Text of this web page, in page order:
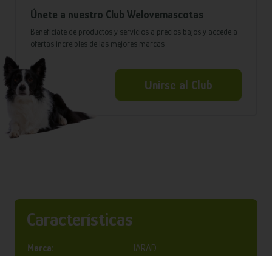
Únete a nuestro Club Welovemascotas
Benefíciate de productos y servicios a precios bajos y accede a
ofertas increíbles de las mejores marcas
Unirse al Club
Características
Marca:
JARAD